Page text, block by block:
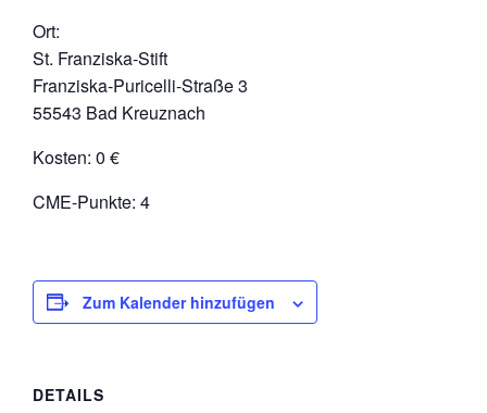
Ort:
St. Franziska-Stift
Franziska-Puricelli-Straße 3
55543 Bad Kreuznach
Kosten: 0 €
CME-Punkte: 4
Zum Kalender hinzufügen
DETAILS